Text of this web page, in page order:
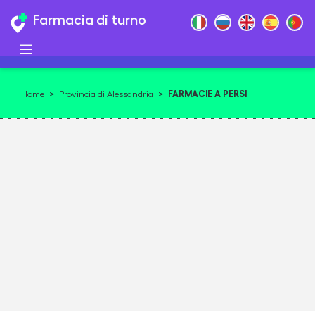
Farmacia di turno
Home > Provincia di Alessandria > FARMACIE A PERSI